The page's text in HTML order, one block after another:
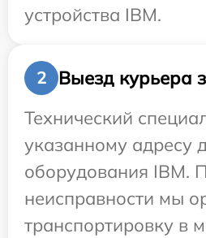
устройства IBM.
2
Выезд курьера
Технический
указанному адресу
оборудования IBM.
неисправности мы
транспортировку в